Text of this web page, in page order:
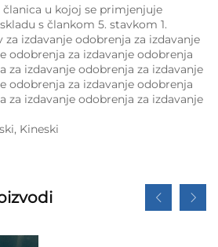
članica u kojoj se primjenjuje
s člankom 5. stavkom 1.
za izdavanje odobrenja za izdavanje
odobrenja za izdavanje odobrenja
za izdavanje odobrenja za izdavanje
odobrenja za izdavanje odobrenja
za izdavanje odobrenja za izdavanje
Kineski